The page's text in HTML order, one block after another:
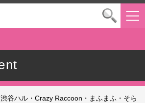
渋谷ハル・Crazy Raccoon・まふまふ・そら